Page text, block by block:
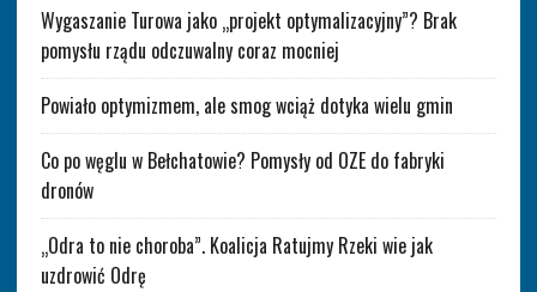
Wygaszanie Turowa jako „projekt optymalizacyjny”? Brak
pomysłu rządu odczuwalny coraz mocniej
Powiało optymizmem, ale smog wciąż dotyka wielu gmin
Co po węglu w Bełchatowie? Pomysły od OZE do fabryki
dronów
„Odra to nie choroba”. Koalicja Ratujmy Rzeki wie jak
uzdrowić Odrę